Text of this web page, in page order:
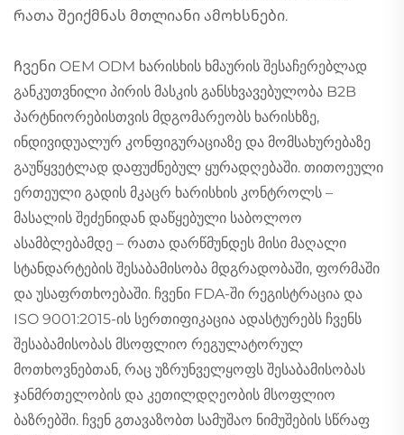
რათა შეიქმნას მთლიანი ამოხსნები.
Ჩვენი OEM ODM ხარისხის ხმაურის შესაჩერებლად
განკუთვნილი პირის მასკის განსხვავებულობა B2B
პარტნიორებისთვის მდგომარეობს ხარისხზე,
ინდივიდუალურ კონფიგურაციაზე და მომსახურებაზე
გაუწყვეტლად დაფუძნებულ ყურადღებაში. თითოეული
ერთეული გადის მკაცრ ხარისხის კონტროლს –
მასალის შეძენიდან დაწყებული საბოლოო
ასამბლებამდე – რათა დარწმუნდეს მისი მაღალი
სტანდარტების შესაბამისობა მდგრადობაში, ფორმაში
და უსაფრთხოებაში. ჩვენი FDA-ში რეგისტრაცია და
ISO 9001:2015-ის სერთიფიკაცია ადასტურებს ჩვენს
შესაბამისობას მსოფლიო რეგულატორულ
მოთხოვნებთან, რაც უზრუნველყოფს შესაბამისობას
ჯანმრთელობის და კეთილდღეობის მსოფლიო
ბაზრებში. ჩვენ გთავაზობთ სამუშაო ნიმუშების სწრაფ